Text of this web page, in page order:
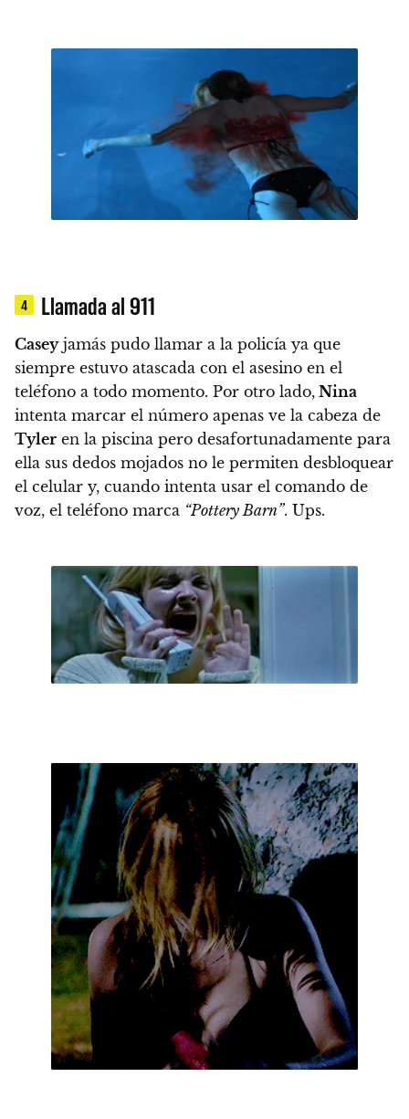
4 Llamada al 911
Caseyjamás pudo llamar a la policía ya que
siempre estuvo atascada con el asesino en el
teléfono a todo momento. Por otro lado, Nina
intenta marcar el número apenas ve la cabeza de
Tyler en la piscina pero desafortunadamente para
ella sus dedos mojados no le permiten desbloquear
el celular y, cuando intenta usar el comando de
voz, el teléfono marca “Pottery Barn”. Ups.